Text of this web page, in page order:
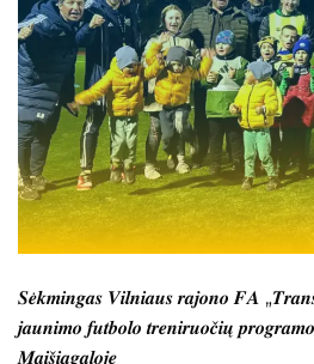
𝑺𝒆̇𝒌𝒎𝒊𝒏𝒈𝒂𝒔 𝑽𝒊𝒍𝒏𝒊𝒂𝒖𝒔 𝒓𝒂𝒋𝒐𝒏𝒐 𝑭𝑨
𝒋𝒂𝒖𝒏𝒊𝒎𝒐 𝒇𝒖𝒕𝒃𝒐𝒍𝒐 𝒕𝒓𝒆𝒏𝒊𝒓𝒖𝒐𝒄̌𝒊𝒖̨
𝑴𝒂𝒊𝒔̌𝒊𝒂𝒈𝒂𝒍𝒐𝒋𝒆